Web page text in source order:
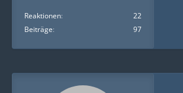
Reaktionen
22
Beiträge
97